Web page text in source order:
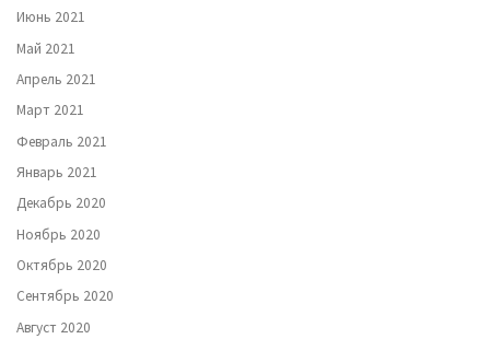
Июнь 2021
Май 2021
Апрель 2021
Март 2021
Февраль 2021
Январь 2021
Декабрь 2020
Ноябрь 2020
Октябрь 2020
Сентябрь 2020
Август 2020